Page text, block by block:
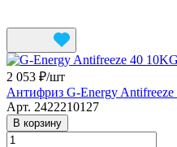
2 053 ₽/шт
Антифриз G-Energy Antifreeze
Арт. 2422210127
В корзину